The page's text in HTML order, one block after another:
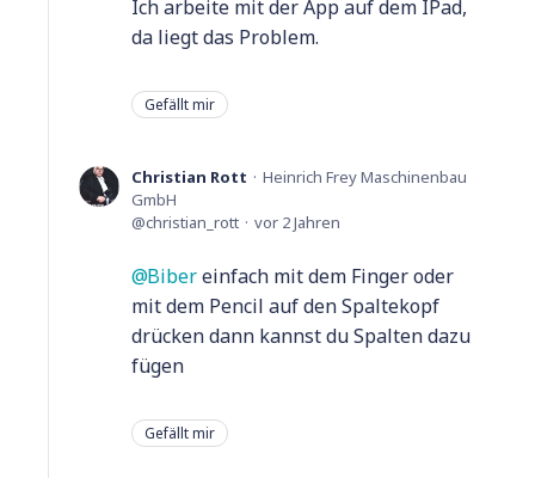
Ich arbeite mit der App auf dem IPad,
da liegt das Problem.
Gefällt mir
Christian Rott
Heinrich Frey Maschinenbau
GmbH
christian_rott
vor 2 Jahren
Bibereinfach mit dem Finger oder
mit dem Pencil auf den Spaltekopf
drücken dann kannst du Spalten dazu
fügen
Gefällt mir